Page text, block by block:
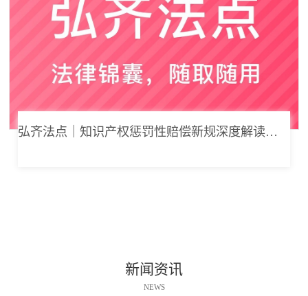
弘齐法点｜知识产权惩罚性赔偿新规深度解读： 从“赔得起”到“赔不起”的司法逻辑
新闻资讯
NEWS